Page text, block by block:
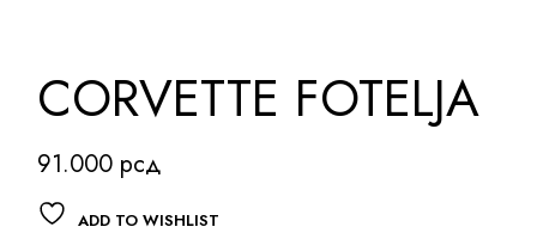
CORVETTE FOTELJA
91.000 рсд
ADD TO WISHLIST